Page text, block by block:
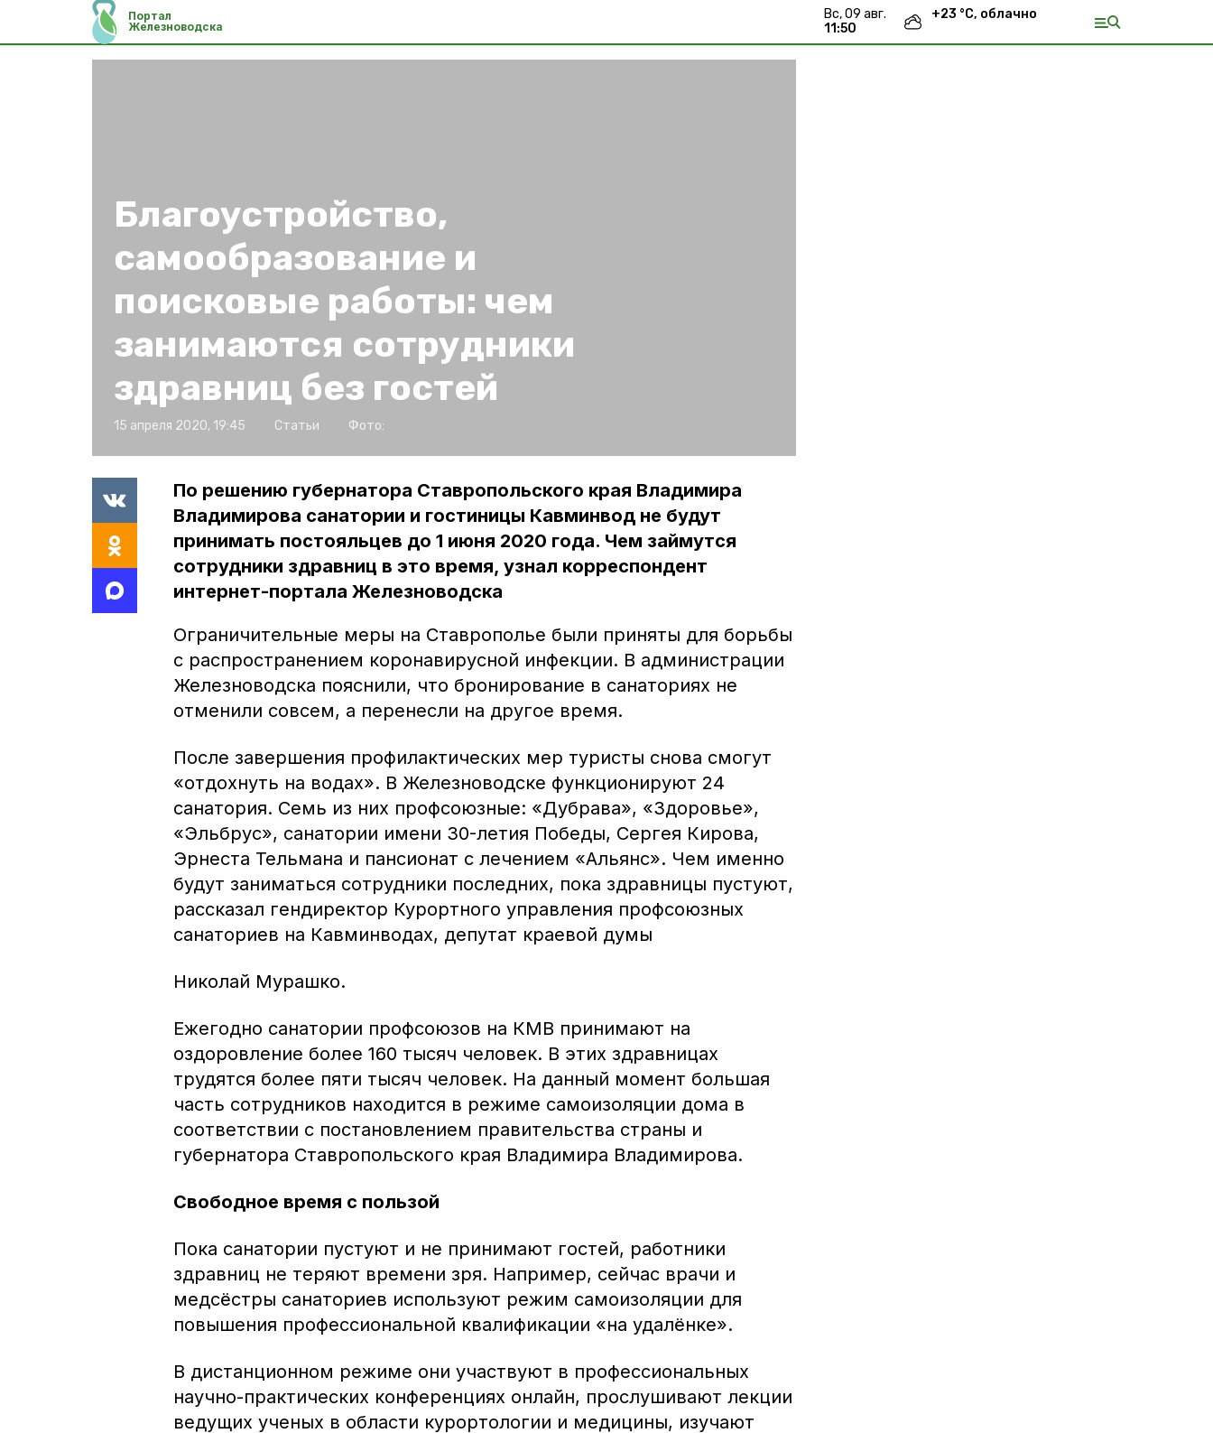
Портал
Железноводска
вс, 09 авг.
11:51
+23 °С, облачно
Благоустройство,
самообразование и
поисковые работы: чем
занимаются сотрудники
здравниц без гостей
15 апреля 2020, 19:45 Статьи Фото:
По решению губернатора Ставропольского края Владимира
Владимирова санатории и гостиницы Кавминвод не будут
принимать постояльцев до 1 июня 2020 года. Чем займутся
сотрудники здравниц в это время, узнал корреспондент
интернет-портала Железноводска
Ограничительные меры на Ставрополье были приняты для борьбы
с распространением коронавирусной инфекции. В администрации
Железноводска пояснили, что бронирование в санаториях не
отменили совсем, а перенесли на другое время.
После завершения профилактических мер туристы снова смогут
«отдохнуть на водах». В Железноводске функционируют 24
санатория. Семь из них профсоюзные: «Дубрава», «Здоровье»,
«Эльбрус», санатории имени 30-летия Победы, Сергея Кирова,
Эрнеста Тельмана и пансионат с лечением «Альянс». Чем именно
будут заниматься сотрудники последних, пока здравницы пустуют,
рассказал гендиректор Курортного управления профсоюзных
санаториев на Кавминводах, депутат краевой думы
Николай Мурашко.
Ежегодно санатории профсоюзов на КМВ принимают на
оздоровление более 160 тысяч человек. В этих здравницах
трудятся более пяти тысяч человек. На данный момент большая
часть сотрудников находится в режиме самоизоляции дома в
соответствии с постановлением правительства страны и
губернатора Ставропольского края Владимира Владимирова.
Свободное время с пользой
Пока санатории пустуют и не принимают гостей, работники
здравниц не теряют времени зря. Например, сейчас врачи и
медсёстры санаториев используют режим самоизоляции для
повышения профессиональной квалификации «на удалёнке».
В дистанционном режиме они участвуют в профессиональных
научно-практических конференциях онлайн, прослушивают лекции
ведущих ученых в области курортологии и медицины, изучают